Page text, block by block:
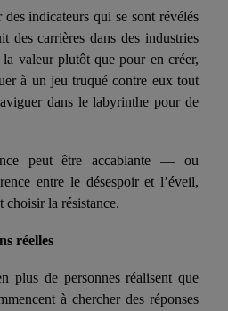
indicateurs qui se sont révélés
des carrières dans des industries
valeur plutôt que pour en créer,
à un jeu truqué contre eux tout
dans le labyrinthe pour de
peut être accablante — ou
entre le désespoir et l’éveil,
choisir la résistance.
réelles
plus de personnes réalisent que
à chercher des réponses